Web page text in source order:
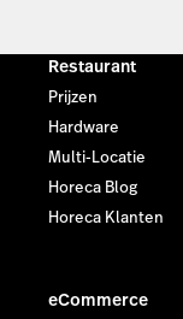
Restaurant
Prijzen
Hardware
Multi-Locatie
Horeca Blog
Horeca Klanten
eCommerce